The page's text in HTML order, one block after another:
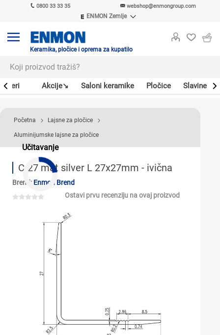
0800 33 33 35 webshop@enmongroup.com
ENMON Zemlje
ENMON MKD
Keramika, pločice i oprema za kupatilo
Akcije↘ Saloni keramike Pločice Slavine
Učitavanje
Početna Lajsne za pločice
Aluminijumske lajsne za pločice
C-27 mat silver L 27x27mm - ivična
Brend: Enmon Brend
Ostavi prvu recenziju na ovaj proizvod